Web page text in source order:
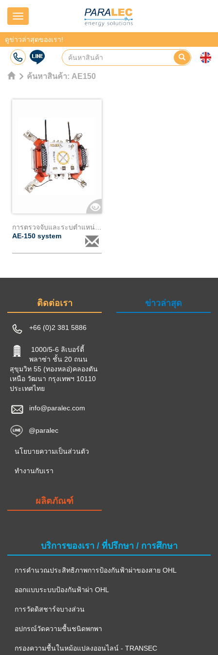
Navigation
ดูข่าวล่าสุดของเรา!
ค้นหาสินค้า: AE150
AE-150 system
ติดต่อเรา
+66 (0)2 381 5886
1000/5-6 ลิเบอร์ตี้
พลาซ่า ชั้น 20 ถนน
สุขุมวิท 55 (ทองหลอ่)คลองตัน
เหนือ วัฒนา กรุงเทพฯ 10110
ประเทศไทย
info@paralec.com
@paralec
นโยบายความเป็นส่วนตัว
ทำงานกับเรา
ข่าวล่าสุด
ผลิตภัณฑ์
บริการของเรา / ที่ปรึกษา / การศึกษา
การคำนวณประสิทธิภาพการป้องกันฟ้าผ่าของสาย OHL
ออกแบบระบบป้องกันฟ้าผ่า OHL
การวัดดิสชาร์จบางส่วน
อปกรณ์วัดความชื้นชนิดพกพา
กรองความชื้นในหม้อแปลงออนไลน์ - TRANSEC